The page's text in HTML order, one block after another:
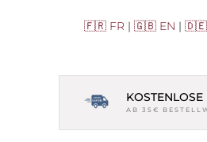
🇫🇷 FR | 🇬🇧 EN | 🇩🇪
KOSTENLOSE
AB 35€